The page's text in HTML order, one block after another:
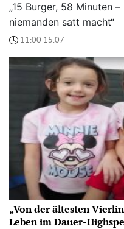
„15 Burger, 58 Minuten
niemanden satt macht“
11:00 15.07
„Von der ältesten
Leben im Dauer-